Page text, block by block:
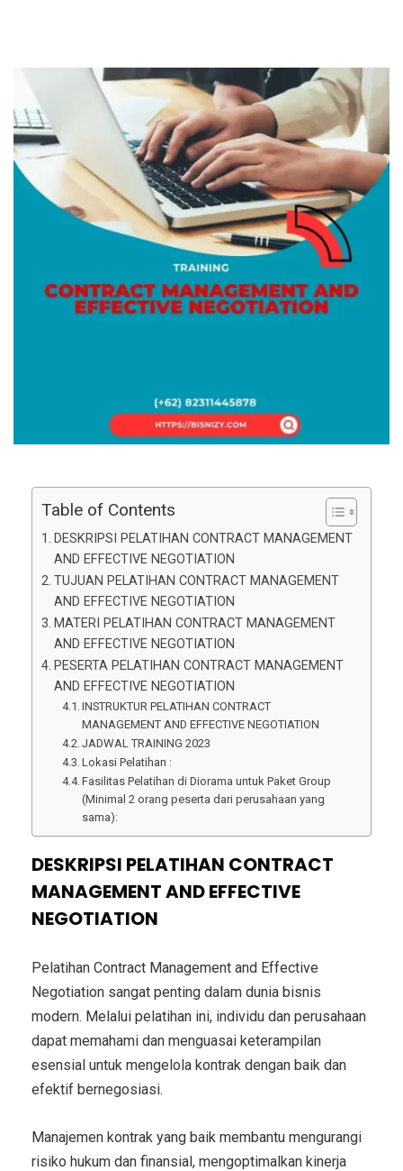
Table of Contents
DESKRIPSI PELATIHAN CONTRACT MANAGEMENT
AND EFFECTIVE NEGOTIATION
TUJUAN PELATIHAN CONTRACT MANAGEMENT
AND EFFECTIVE NEGOTIATION
MATERI PELATIHAN CONTRACT MANAGEMENT
AND EFFECTIVE NEGOTIATION
PESERTA PELATIHAN CONTRACT MANAGEMENT
AND EFFECTIVE NEGOTIATION
INSTRUKTUR PELATIHAN CONTRACT
MANAGEMENT AND EFFECTIVE NEGOTIATION
JADWAL TRAINING 2023
Lokasi Pelatihan :
Fasilitas Pelatihan di Diorama untuk Paket Group
(Minimal 2 orang peserta dari perusahaan yang
sama):
DESKRIPSI PELATIHAN CONTRACT
MANAGEMENT AND EFFECTIVE
NEGOTIATION
Pelatihan Contract Management and Effective
Negotiation sangat penting dalam dunia bisnis
modern. Melalui pelatihan ini, individu dan perusahaan
dapat memahami dan menguasai keterampilan
esensial untuk mengelola kontrak dengan baik dan
efektif bernegosiasi.
Manajemen kontrak yang baik membantu mengurangi
risiko hukum dan finansial, mengoptimalkan kinerja